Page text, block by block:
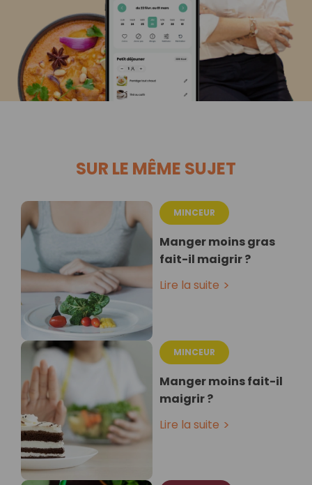
SUR LE MÊME SUJET
MINCEUR
Manger moins gras
fait-il maigrir ?
Lire la suite
MINCEUR
Manger moins fait-il
maigrir ?
Lire la suite